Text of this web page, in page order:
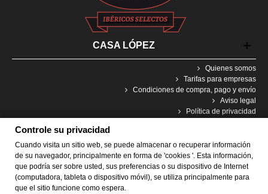
CASA LÓPEZ
Quienes somos
Tarifas para empresas
Condiciones de compra, pago y envío
Aviso legal
Política de privacidad
Consentimiento Cookies
Controle su privacidad
Cuando visita un sitio web, se puede almacenar o recuperar información
de su navegador, principalmente en forma de 'cookies '. Esta información,
que podría ser sobre usted, sus preferencias o su dispositivo de Internet
(computadora, tableta o dispositivo móvil), se utiliza principalmente para
que el sitio funcione como espera.